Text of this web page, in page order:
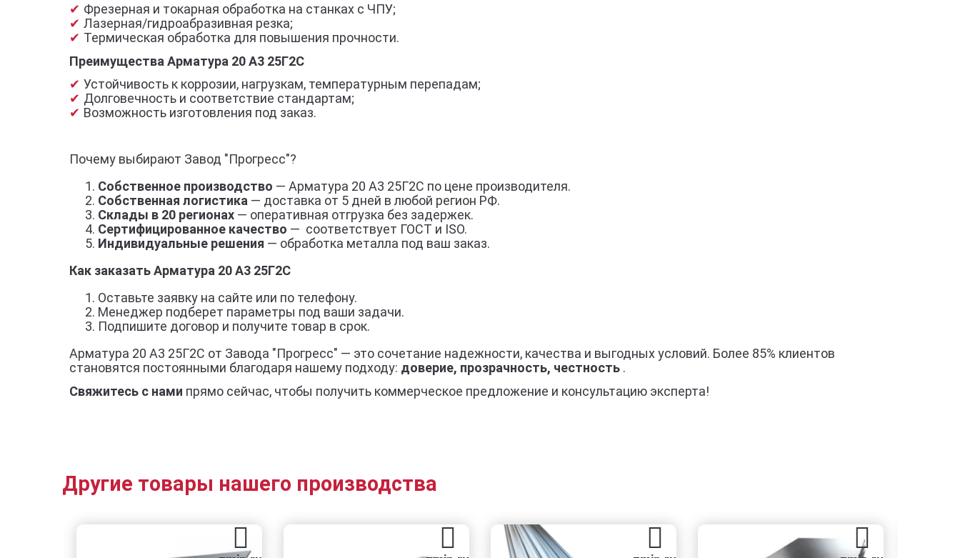
Фрезерная и токарная обработка на станках с ЧПУ;
Лазерная/гидроабразивная резка;
Термическая обработка для повышения прочности.
Преимущества Арматура 20 А3 25Г2С
Устойчивость к коррозии, нагрузкам, температурным перепадам;
Долговечность и соответствие стандартам;
Возможность изготовления под заказ.
Почему выбирают Завод "Прогресс"?
Собственное производство — Арматура 20 А3 25Г2С по цене производителя.
Собственная логистика — доставка от 5 дней в любой регион РФ.
Склады в 20 регионах — оперативная отгрузка без задержек.
Сертифицированное качество — соответствует ГОСТ и ISO.
Индивидуальные решения — обработка металла под ваш заказ.
Как заказать Арматура 20 А3 25Г2С
Оставьте заявку на сайте или по телефону.
Менеджер подберет параметры под ваши задачи.
Подпишите договор и получите товар в срок.
Арматура 20 А3 25Г2С от Завода "Прогресс" — это сочетание надежности, качества и выгодных условий. Более 85% клиентов
становятся постоянными благодаря нашему подходу: доверие, прозрачность, честность .
Свяжитесь с нами прямо сейчас, чтобы получить коммерческое предложение и консультацию эксперта!
Другие товары нашего производства